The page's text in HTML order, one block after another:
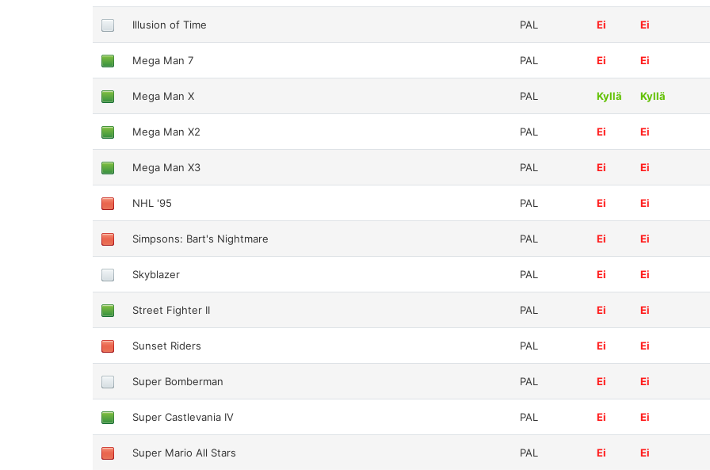
Illusion of Time PAL Ei Ei
Mega Man 7 PAL Ei Ei
Mega Man X PAL Kyllä Kyllä
Mega Man X2 PAL Ei Ei
Mega Man X3 PAL Ei Ei
NHL '95 PAL Ei Ei
Simpsons: Bart's Nightmare PAL Ei Ei
Skyblazer PAL Ei Ei
Street Fighter II PAL Ei Ei
Sunset Riders PAL Ei Ei
Super Bomberman PAL Ei Ei
Super Castlevania IV PAL Ei Ei
Super Mario All Stars PAL Ei Ei